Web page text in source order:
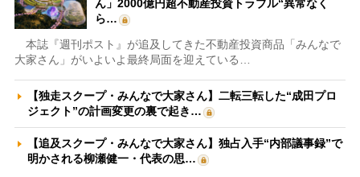
ん」2000億円超不動産投資トラブル“異常なく
ら…
本誌『週刊ポスト』が追及してきた不動産投資商品「みんなで
大家さん」がいよいよ最終局面を迎えている…
【独走スクープ・みんなで大家さん】二転三転した“成田プロ
ジェクト”の計画変更の裏で起き…
【追及スクープ・みんなで大家さん】独占入手“内部議事録”で
明かされる柳瀬健一・代表の思…